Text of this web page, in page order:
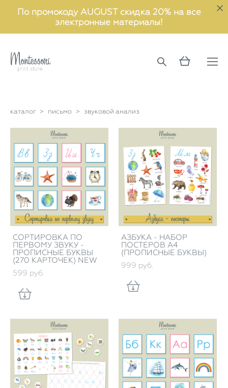
По промокоду AUGUST скидка 20% на все
электронные материалы!
каталог > письмо > звуковой анализ
СОРТИРОВКА ПО
ПЕРВОМУ ЗВУКУ -
ПРОПИСНЫЕ БУКВЫ
(270 КАРТОЧЕК) NEW
599 pуб.
АЗБУКА - НАБОР
ПОСТЕРОВ А4
(ПРОПИСНЫЕ БУКВЫ)
999 pуб.